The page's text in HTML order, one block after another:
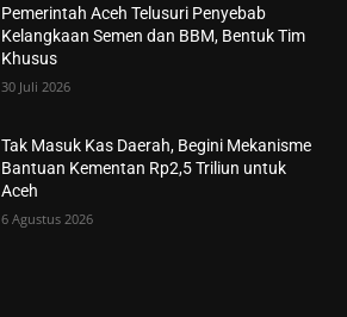
Pemerintah Aceh Telusuri Penyebab
Kelangkaan Semen dan BBM, Bentuk Tim
Khusus
30 Juli 2026
Tak Masuk Kas Daerah, Begini Mekanisme
Bantuan Kementan Rp2,5 Triliun untuk
Aceh
6 Agustus 2026